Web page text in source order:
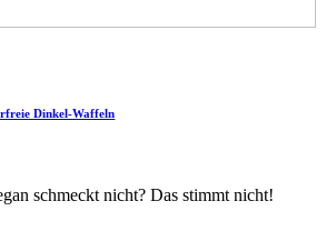
Dinkel-Waffeln
schmeckt nicht? Das stimmt nicht!